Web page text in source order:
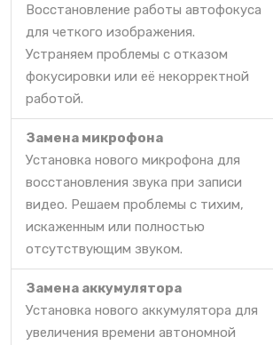
Восстановление работы автофокуса
для четкого изображения.
Устраняем проблемы с отказом
фокусировки или её некорректной
работой.
Замена микрофона
Установка нового микрофона для
восстановления звука при записи
видео. Решаем проблемы с тихим,
искаженным или полностью
отсутствующим звуком.
Замена аккумулятора
Установка нового аккумулятора для
увеличения времени автономной